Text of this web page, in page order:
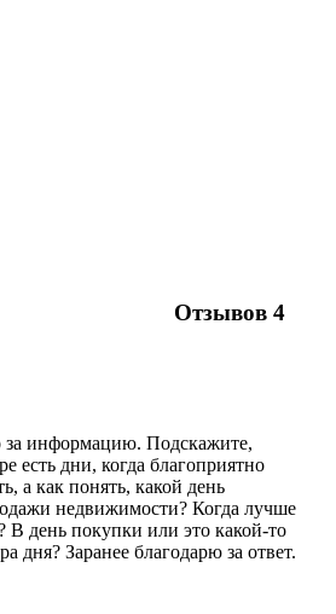
Отзывов 4
информацию. Подскажите,
есть дни, когда благоприятно
а как понять, какой день
недвижимости? Когда лучше
В день покупки или это какой-то
дня? Заранее благодарю за ответ.